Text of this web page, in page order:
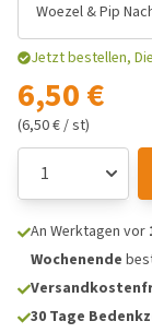
Woezel & Pip
Jetzt bestellen,
6,50 €
(6,50 € / st)
An Werktagen vor
Wochenende
30 Tage